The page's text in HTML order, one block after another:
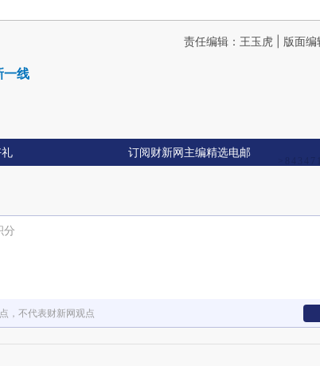
责任编辑：王玉虎 | 版面编
一线
订阅财新网主编精选电邮
分
，不代表财新网观点